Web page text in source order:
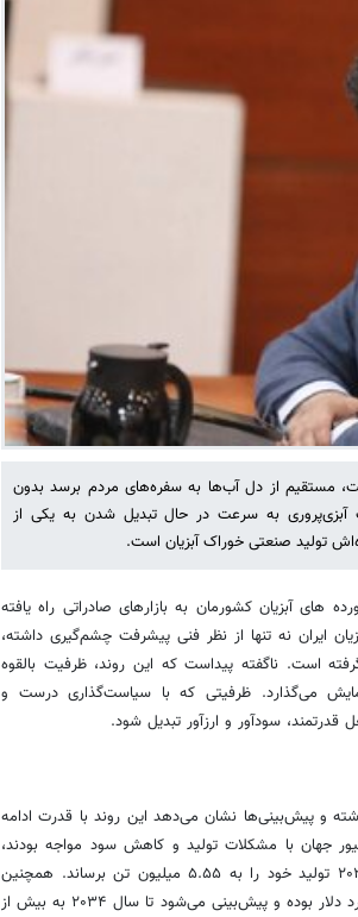
مستقیم از دل آب‌ها به سفره‌های مردم برسد بدون
آبزی‌پروری به سرعت در حال تبدیل شدن به یکی از
تولید صنعتی خوراک آبزیان است.
آبزیان کشورمان به بازارهای صادراتی راه یافته
ایران نه تنها از نظر فنی پیشرفت چشم‌گیری داشته،
است. ناگفته پیداست که این روند، ظرفیت بالقوه
می‌گذارد. ظرفیتی که با سیاست‌گذاری درست و
سودآور و ارزآور تبدیل شود.
و پیش‌بینی‌ها نشان می‌دهد این روند با قدرت ادامه
دام و طیور جهان با مشکلات تولید و کاهش سود مواجه بودند،
خوراک آبزیان توانست با ۴.۷ درصد رشد نسبت به سال ۲۰۲۴ تولید خود را به ۵.۵۵ میلیون تن برساند. همچنین
ارزش بازار جهانی خوراک آبزیان در سال ۲۰۲۵ حدود ۷۰ میلیارد دلار بوده و پیش‌بینی می‌شود تا سال ۲۰۳۴ به بیش از